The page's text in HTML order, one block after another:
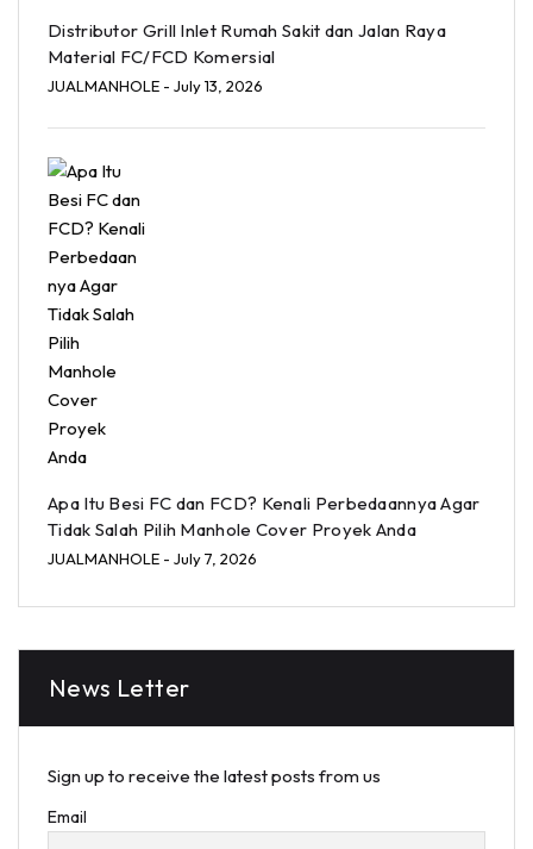
Distributor Grill Inlet Rumah Sakit dan Jalan Raya
Material FC/FCD Komersial
JUALMANHOLE - July 13, 2026
Apa Itu Besi FC dan FCD? Kenali Perbedaannya Agar
Tidak Salah Pilih Manhole Cover Proyek Anda
JUALMANHOLE - July 7, 2026
News Letter
Sign up to receive the latest posts from us
Email